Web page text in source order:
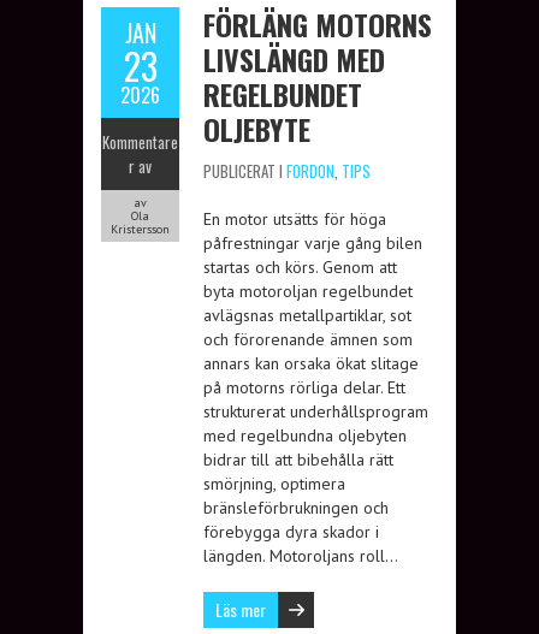
JAN
23
2026
Kommentare
r av
av
Ola
Kristersson
FÖRLÄNG MOTORNS
LIVSLÄNGD MED
REGELBUNDET
OLJEBYTE
PUBLICERAT I FORDON TIPS
En motor utsätts för höga
påfrestningar varje gång bilen
startas och körs. Genom att
byta motoroljan regelbundet
avlägsnas metallpartiklar, sot
och förorenande ämnen som
annars kan orsaka ökat slitage
på motorns rörliga delar. Ett
strukturerat underhållsprogram
med regelbundna oljebyten
bidrar till att bibehålla rätt
smörjning, optimera
bränsleförbrukningen och
förebygga dyra skador i
längden. Motoroljans roll…
Läs mer